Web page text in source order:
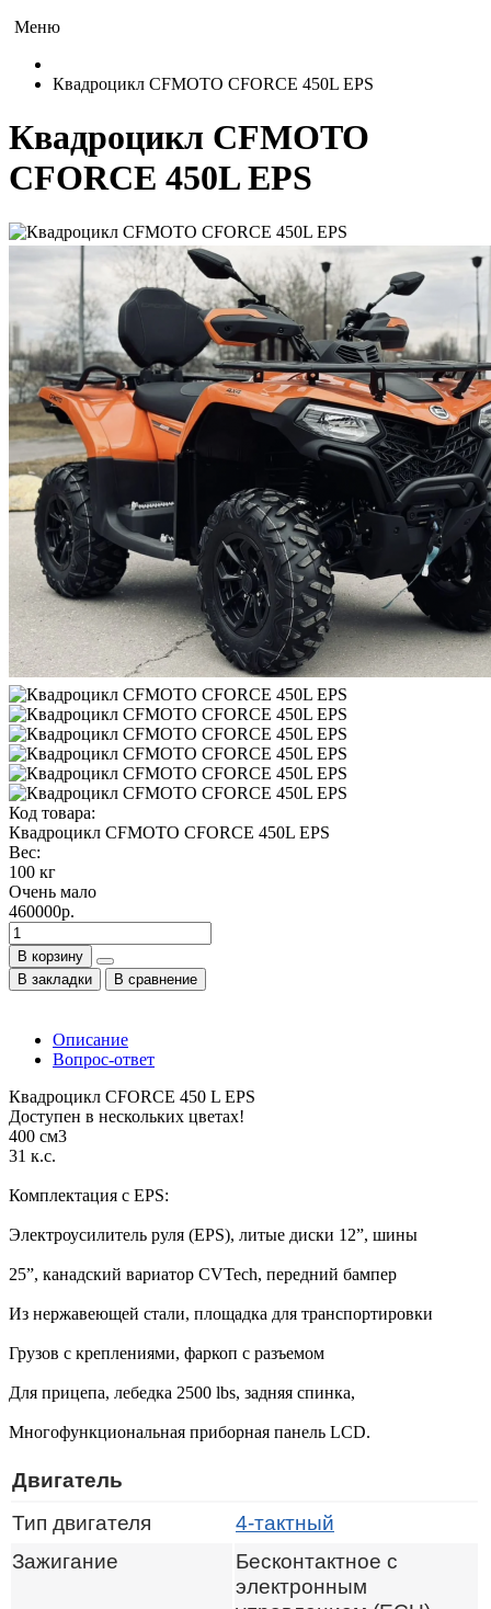
Меню
Квадроцикл CFMOTO CFORCE 450L EPS
Квадроцикл CFMOTO
CFORCE 450L EPS
Код товара:
Квадроцикл CFMOTO CFORCE 450L EPS
Вес:
100 кг
Очень мало
460000р.
В корзину
В закладки
В сравнение
Описание
Вопрос-ответ
Квадроцикл CFORCE 450 L EPS
Доступен в нескольких цветах!
400 см3
31 к.с.
Комплектация с EPS:
Электроусилитель руля (EPS), литые диски 12”, шины
25”, канадский вариатор CVTech, передний бампер
Из нержавеющей стали, площадка для транспортировки
Грузов с креплениями, фаркоп с разъемом
Для прицепа, лебедка 2500 lbs, задняя спинка,
Многофункциональная приборная панель LCD.
Двигатель
Тип двигателя
4-тактный
Зажигание
Бесконтактное с
электронным